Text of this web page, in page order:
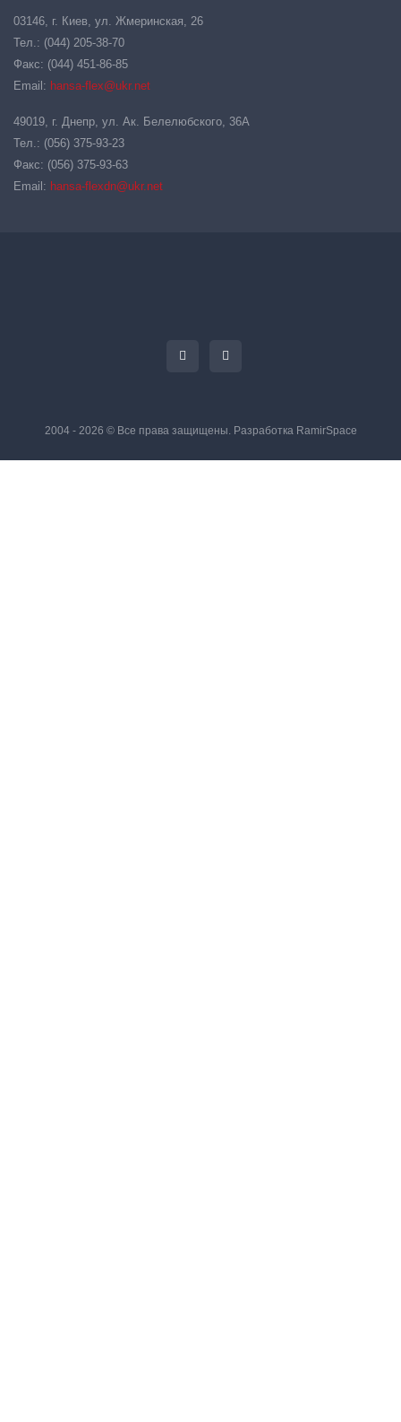
03146, г. Киев, ул. Жмеринская, 26
Тел.: (044) 205-38-70
Факс: (044) 451-86-85
Email: hansa-flex@ukr.net
49019, г. Днепр, ул. Ак. Белелюбского, 36А
Тел.: (056) 375-93-23
Факс: (056) 375-93-63
Email: hansa-flexdn@ukr.net
2004 - 2026 © Все права защищены. Разработка RamirSpace